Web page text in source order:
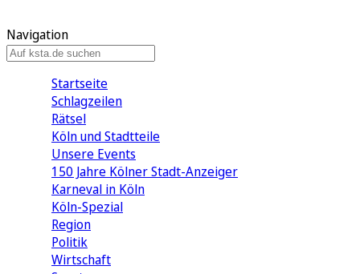
Navigation
Startseite
Schlagzeilen
Rätsel
Köln und Stadtteile
Unsere Events
150 Jahre Kölner Stadt-Anzeiger
Karneval in Köln
Köln-Spezial
Region
Politik
Wirtschaft